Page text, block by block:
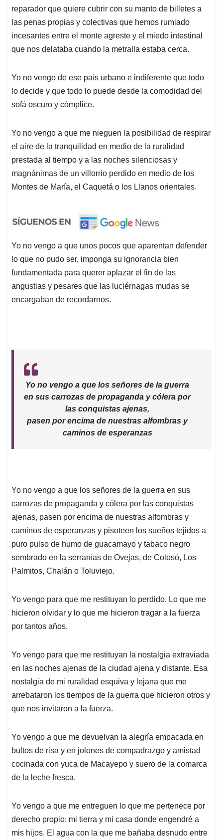
reparador que quiere cubrir con su manto de billetes a
las penas propias y colectivas que hemos rumiado
incesantes entre el monte agreste y el miedo intestinal
que nos delataba cuando la metralla estaba cerca.
Yo no vengo de ese país urbano e indiferente que todo
lo decide y que todo lo puede desde la comodidad del
sofá oscuro y cómplice.
Yo no vengo a que me nieguen la posibilidad de respirar
el aire de la tranquilidad en medio de la ruralidad
prestada al tiempo y a las noches silenciosas y
magnánimas de un villorrio perdido en medio de los
Montes de María, el Caquetá o los Llanos orientales.
Yo no vengo a que unos pocos que aparentan defender
lo que no pudo ser, imponga su ignorancia bien
fundamentada para querer aplazar el fin de las
angustias y pesares que las luciérnagas mudas se
encargaban de recordarnos.
Yo no vengo a que los señores de la guerra
en sus carrozas de propaganda y cólera por
las conquistas ajenas,
pasen por encima de nuestras alfombras y
caminos de esperanzas
Yo no vengo a que los señores de la guerra en sus
carrozas de propaganda y cólera por las conquistas
ajenas, pasen por encima de nuestras alfombras y
caminos de esperanzas y pisoteen los sueños tejidos a
puro pulso de humo de guacamayo y tabaco negro
sembrado en la serranías de Ovejas, de Colosó, Los
Palmitos, Chalán o Toluviejo.
Yo vengo para que me restituyan lo perdido. Lo que me
hicieron olvidar y lo que me hicieron tragar a la fuerza
por tantos años.
Yo vengo para que me restituyan la nostalgia extraviada
en las noches ajenas de la ciudad ajena y distante. Esa
nostalgia de mi ruralidad esquiva y lejana que me
arrebataron los tiempos de la guerra que hicieron otros y
que nos invitaron a la fuerza.
Yo vengo a que me devuelvan la alegría empacada en
bultos de risa y en jolones de compadrazgo y amistad
cocinada con yuca de Macayepo y suero de la comarca
de la leche fresca.
Yo vengo a que me entreguen lo que me pertenece por
derecho propio: mi tierra y mi casa donde engendré a
mis hijos. El agua con la que me bañaba desnudo entre